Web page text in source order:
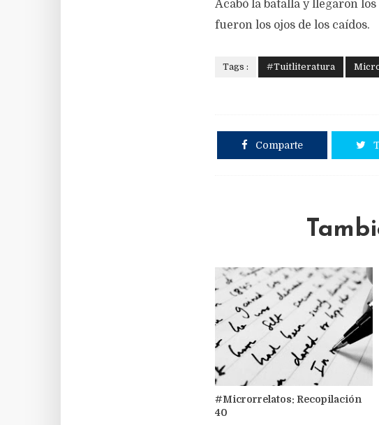
Acabó la batalla y llegaron
fueron los ojos de los caídos.
Tags : #Tuitliteratura
Comparte
#Microrrelatos: Recopilación
40